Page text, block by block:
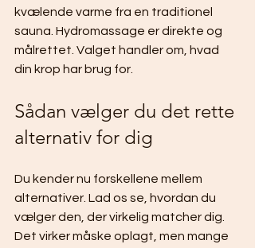
kvælende varme fra en traditionel
sauna. Hydromassage er direkte og
målrettet. Valget handler om, hvad
din krop har brug for.
Sådan vælger du det rette
alternativ for dig
Du kender nu forskellene mellem
alternativer. Lad os se, hvordan du
vælger den, der virkelig matcher dig.
Det virker måske oplagt, men mange